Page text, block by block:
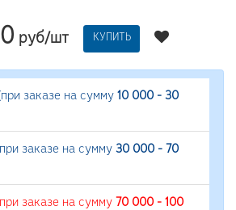
руб/шт КУПИТЬ
заказе на сумму 10 000 - 30
заказе на сумму 30 000 - 70
заказе на сумму 70 000 - 100